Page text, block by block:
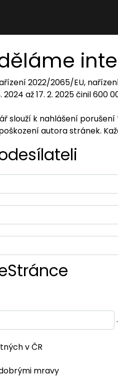
2022/2065/EU,
2024 až 17. 2. 2025 činil 600
slouží k nahlášení porušení
autora stránek.
v ČR
mravy